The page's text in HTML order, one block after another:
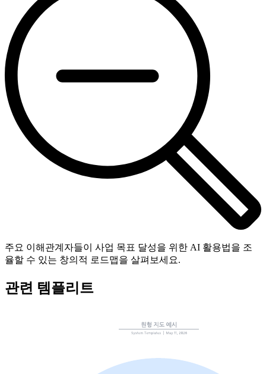
주요 이해관계자들이 사업 목표 달성을 위한 AI 활용법을 조
율할 수 있는 창의적 로드맵을 살펴보세요.
관련 템플리트